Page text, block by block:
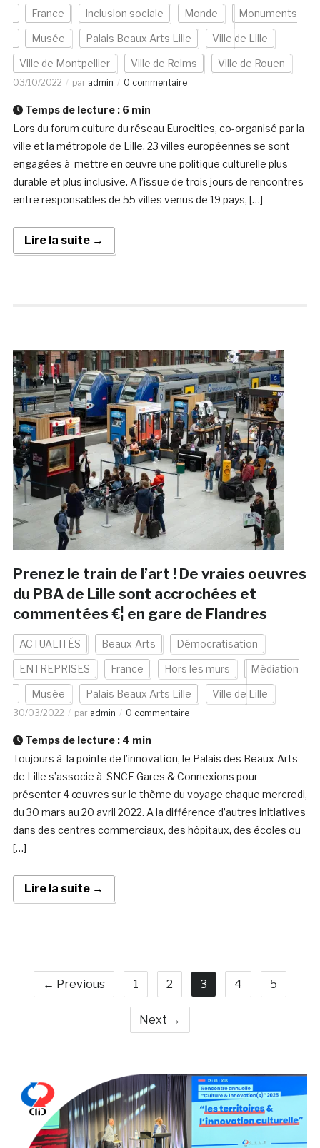
France Inclusion sociale Monde Monuments
Musée Palais Beaux Arts Lille Ville de Lille
Ville de Montpellier Ville de Reims Ville de Rouen
03/10/2022 par admin 0 commentaire
Temps de lecture : 6 min
Lors du forum culture du réseau Eurocities, co-organisé par la
ville et la métropole de Lille, 23 villes européennes se sont
engagées à mettre en œuvre une politique culturelle plus
durable et plus inclusive. A l’issue de trois jours de rencontres
entre responsables de 55 villes venus de 19 pays, […]
Lire la suite →
Prenez le train de l’art ! De vraies oeuvres
du PBA de Lille sont accrochées et
commentées €¦ en gare de Flandres
ACTUALITÉS Beaux-Arts Démocratisation
ENTREPRISES France Hors les murs Médiation
Musée Palais Beaux Arts Lille Ville de Lille
30/03/2022 par admin 0 commentaire
Temps de lecture : 4 min
Toujours à la pointe de l’innovation, le Palais des Beaux-Arts
de Lille s’associe à SNCF Gares & Connexions pour
présenter 4 œuvres sur le thème du voyage chaque mercredi,
du 30 mars au 20 avril 2022. A la différence d’autres initiatives
dans des centres commerciaux, des hôpitaux, des écoles ou
[…]
Lire la suite →
← Previous 1 2 3 4 5
Next →